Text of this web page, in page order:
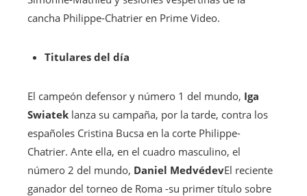
cancha Philippe-Chatrier en Prime Video.
Titulares del día
El campeón defensor y número 1 del mundo, Iga
Swiatek lanza su campaña, por la tarde, contra los
españoles Cristina Bucsa en la corte Philippe-
Chatrier. Ante ella, en el cuadro masculino, el
número 2 del mundo, Daniel MedvédevEl reciente
ganador del torneo de Roma -su primer título sobre